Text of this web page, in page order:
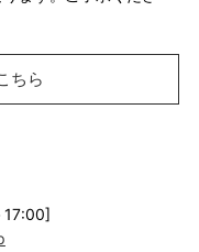
ちら
17:00]